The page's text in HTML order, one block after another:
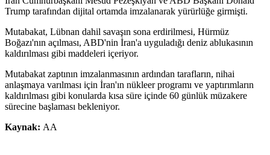
Trump tarafından dijital ortamda imzalanarak yürürlüğe girmişti.
Mutabakat, Lübnan dahil savaşın sona erdirilmesi, Hürmüz
Boğazı'nın açılması, ABD'nin İran'a uyguladığı deniz ablukasının
kaldırılması gibi maddeleri içeriyor.
Mutabakat zaptının imzalanmasının ardından tarafların, nihai
anlaşmaya varılması için İran'ın nükleer programı ve yaptırımların
kaldırılması gibi konularda kısa süre içinde 60 günlük müzakere
sürecine başlaması bekleniyor.
Kaynak: AA